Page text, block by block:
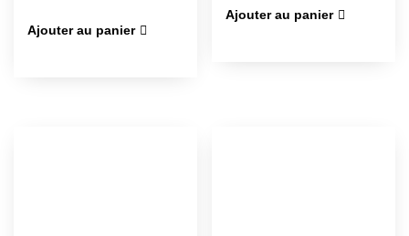
Ajouter au panier
Ajouter au panier